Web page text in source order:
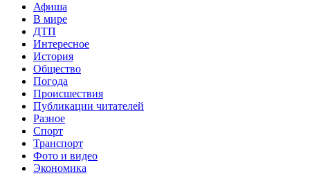
Афиша
В мире
ДТП
Интересное
История
Общество
Погода
Происшествия
Публикации читателей
Разное
Спорт
Транспорт
Фото и видео
Экономика